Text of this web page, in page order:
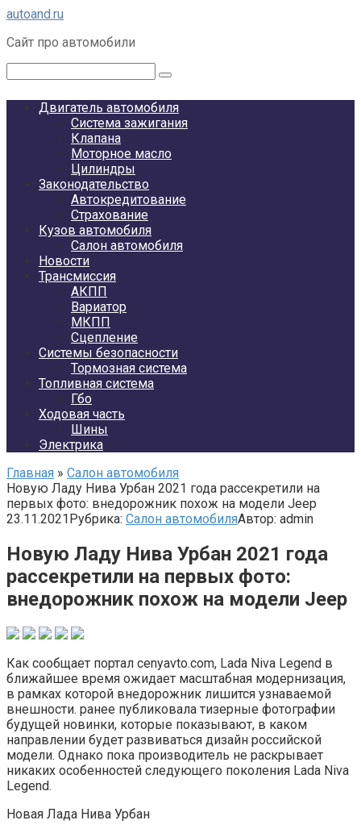
Перейти
контенту
autoand.ru
Сайт про автомобили
Двигатель автомобиля
Система зажигания
Клапана
Моторное масло
Цилиндры
Законодательство
Автокредитование
Страхование
Кузов автомобиля
Салон автомобиля
Новости
Трансмиссия
АКПП
Вариатор
МКПП
Сцепление
Системы безопасности
Тормозная система
Топливная система
Гбо
Ходовая часть
Шины
Электрика
Главная » Салон автомобиля
Новую Ладу Нива Урбан 2021 года рассекретили на
первых фото: внедорожник похож на модели Jeep
23.11.2021Рубрика: Салон автомобиляАвтор: admin
Новую Ладу Нива Урбан 2021 года
рассекретили на первых фото:
внедорожник похож на модели Jeep
Как сообщает портал cenyavto.com, Lada Niva Legend в
ближайшее время ожидает масштабная модернизация,
в рамках которой внедорожник лишится узнаваемой
внешности. ранее публиковала тизерные фотографии
будущей новинки, которые показывают, в каком
направлении будет развиваться дизайн российской
модели. Однако пока производитель не раскрывает
никаких особенностей следующего поколения Lada Niva
Legend.
Новая Лада Нива Урбан